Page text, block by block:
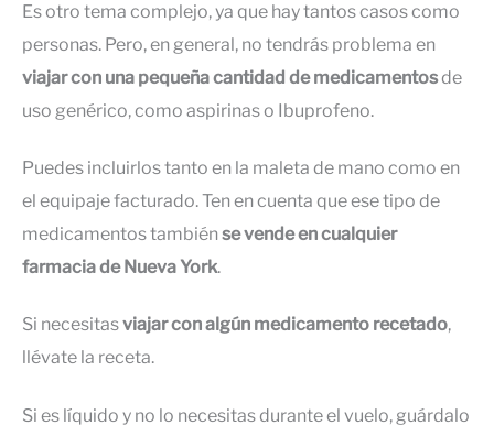
Es otro tema complejo, ya que hay tantos casos como
personas. Pero, en general, no tendrás problema en
viajar con una pequeña cantidad de medicamentosde
uso genérico, como aspirinas o Ibuprofeno.
Puedes incluirlos tanto en la maleta de mano como en
el equipaje facturado. Ten en cuenta que ese tipo de
medicamentos tambiénse vende en cualquier
farmacia de Nueva York.
Si necesitasviajar con algún medicamento recetado,
llévate la receta.
Si es líquido y no lo necesitas durante el vuelo, guárdalo